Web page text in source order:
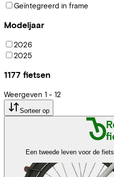
Geïntegreerd in frame
Modeljaar
2026
2025
1177 fietsen
Weergeven 1 - 12
Sorteer op
Een tweede leven voor de